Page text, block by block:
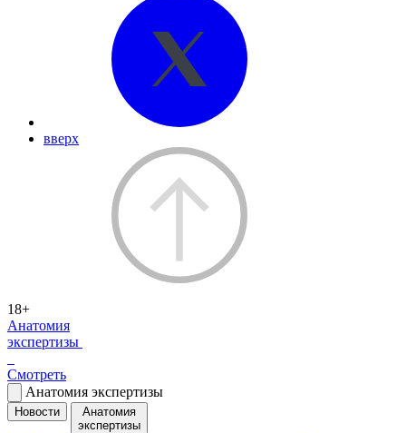
вверх
18+
Анатомия
экспертизы
Смотреть
Анатомия экспертизы
Новости
Анатомия
экспертизы